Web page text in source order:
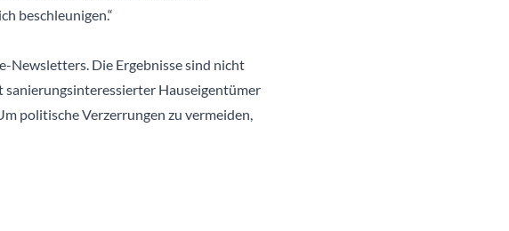
beschleunigen.“
Newsletters. Die Ergebnisse sind nicht
sanierungsinteressierter Hauseigentümer
politische Verzerrungen zu vermeiden,